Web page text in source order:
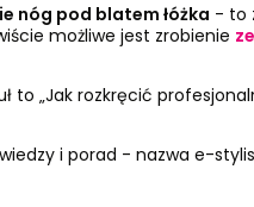
nóg pod blatem łóżka - to
możliwe jest zrobienie
to „Jak rozkręcić
i porad - nazwa e-